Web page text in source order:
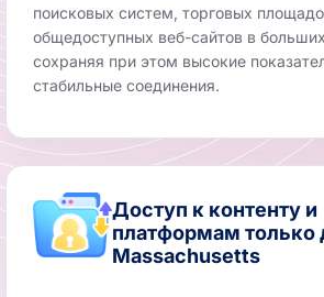
поисковых систем, торговых
общедоступных веб-сайтов в
сохраняя при этом высокие
стабильные соединения.
Доступ к контенту и
платформам только
Massachusetts